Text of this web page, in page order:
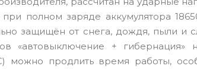
полном заряде аккумулятора
защищён от снега, дождя, пыли и
«автовыключение + гибернация»
можно продлить время работы,